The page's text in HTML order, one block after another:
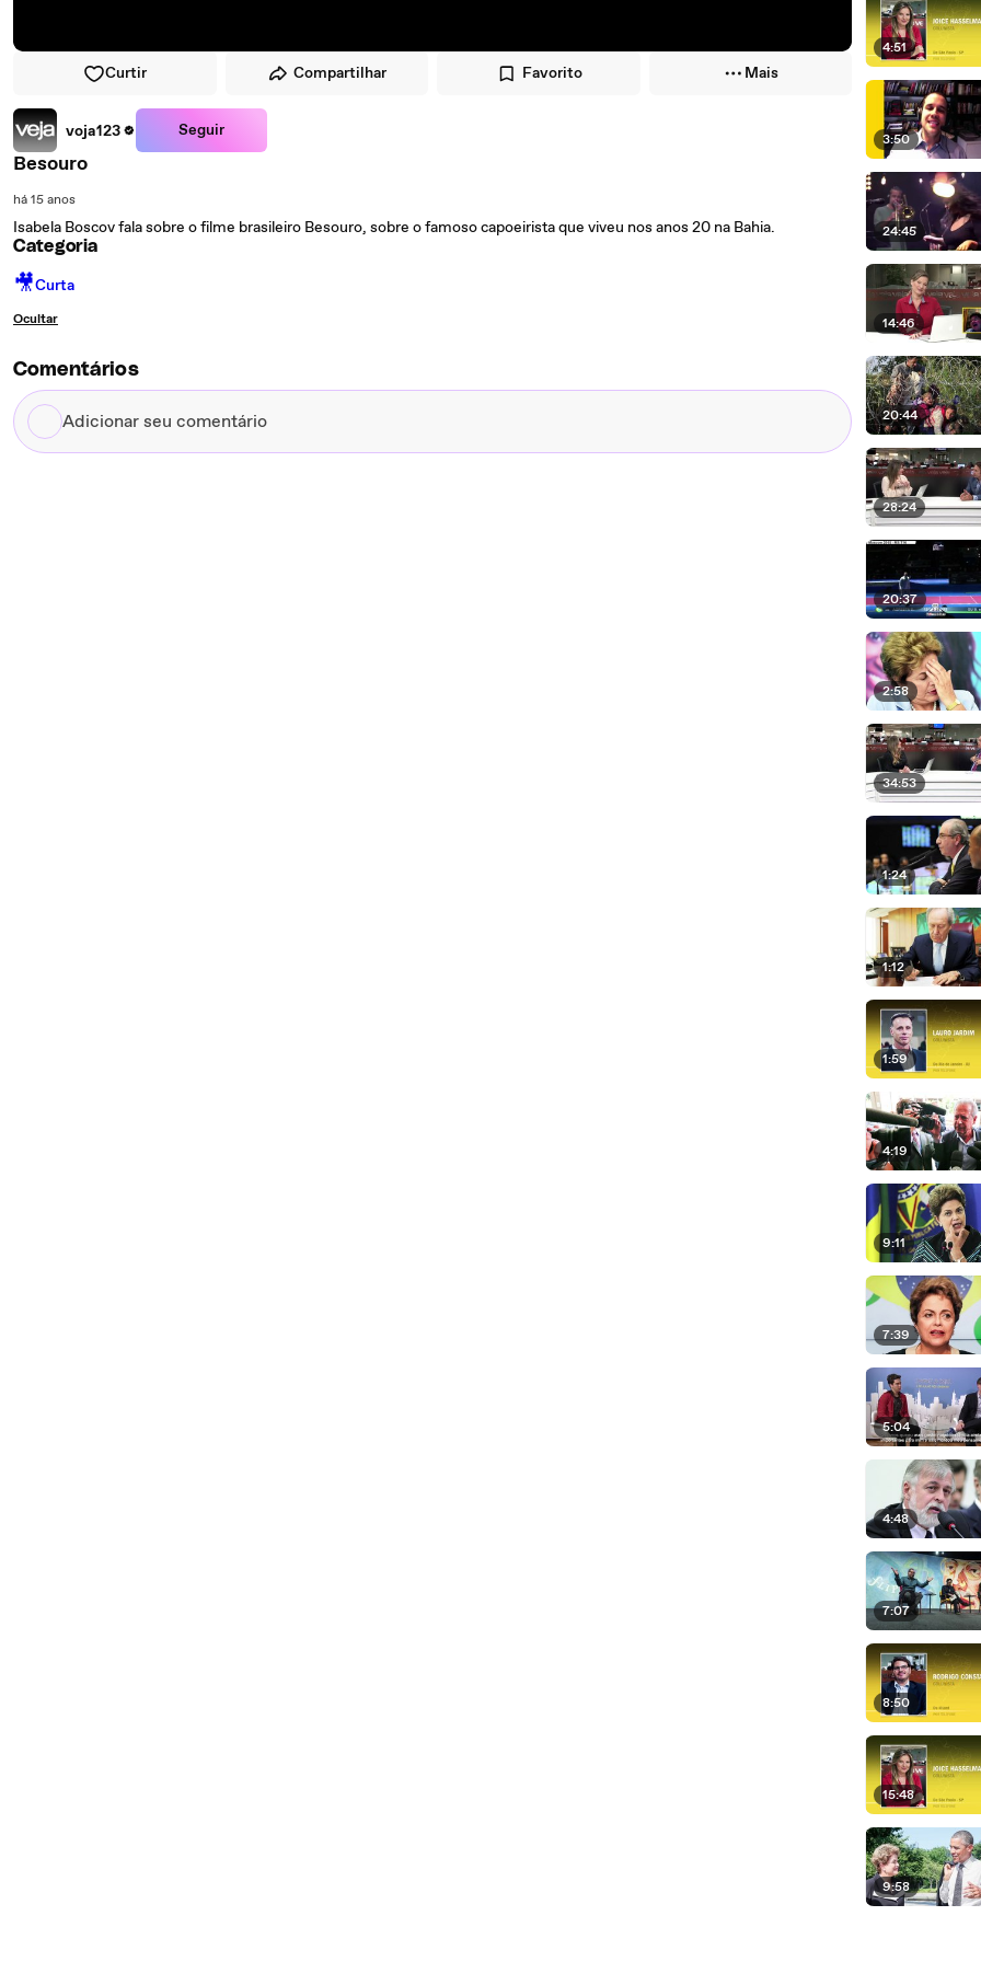
Curtir Compartilhar Favorito Mais
voja123 Seguir
Besouro
há 15 anos
Isabela Boscov fala sobre o filme brasileiro Besouro, sobre o famoso capoeirista que viveu nos anos 20 na Bahia.
Categoria
🎥Curta
Ocultar
Comentários
Adicionar
seu
4:51
3:50
24:45
14:46
20:44
28:24
20:37
2:58
34:53
1:24
1:12
1:59
4:19
9:11
7:39
5:04
4:48
7:07
8:50
15:48
9:58